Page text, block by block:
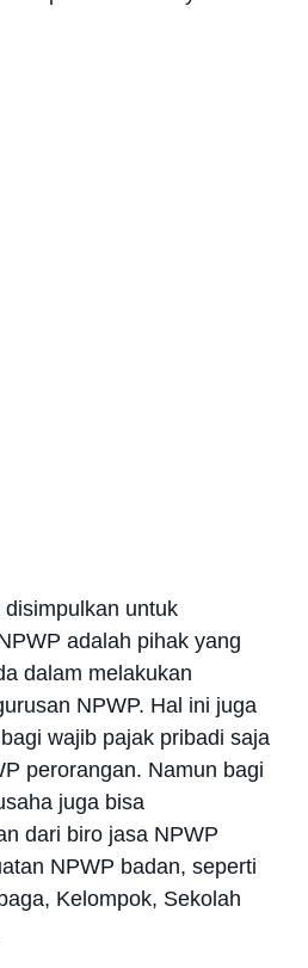
untuk
adalah pihak yang
dalam melakukan
NPWP. Hal ini juga
wajib pajak pribadi saja
perorangan. Namun bagi
juga bisa
dari biro jasa NPWP
NPWP badan, seperti
Kelompok, Sekolah